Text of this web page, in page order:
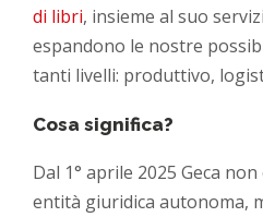
di libri, insieme al suo
espandono le nostre
tanti livelli: produttivo,
Cosa significa?
Dal 1° aprile 2025 Geca
entità giuridica autonoma,